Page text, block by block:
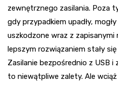
zewnętrznego zasilania. Poza
gdy przypadkiem upadły,
uszkodzone wraz z zapisanymi
lepszym rozwiązaniem stały
Zasilanie bezpośrednio z USB
to niewątpliwe zalety. Ale